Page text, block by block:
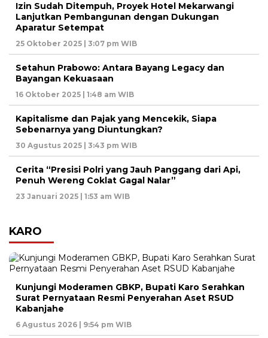
Izin Sudah Ditempuh, Proyek Hotel Mekarwangi
Lanjutkan Pembangunan dengan Dukungan
Aparatur Setempat
25 Oktober 2025 | 3:07 pm WIB
Setahun Prabowo: Antara Bayang Legacy dan
Bayangan Kekuasaan
16 Oktober 2025 | 1:48 am WIB
Kapitalisme dan Pajak yang Mencekik, Siapa
Sebenarnya yang Diuntungkan?
30 Agustus 2025 | 3:43 pm WIB
Cerita “Presisi Polri yang Jauh Panggang dari Api,
Penuh Wereng Coklat Gagal Nalar”
23 Januari 2025 | 1:53 am WIB
KARO
Kunjungi Moderamen GBKP, Bupati Karo Serahkan
Surat Pernyataan Resmi Penyerahan Aset RSUD
Kabanjahe
6 Agustus 2026 | 9:54 pm WIB